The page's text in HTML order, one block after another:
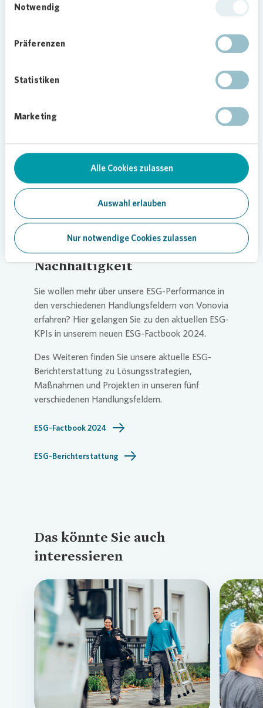
Notwendig
Präferenzen
Statistiken
Marketing
Alle Cookies zulassen
Auswahl erlauben
Nur notwendige Cookies zulassen
Nachhaltigkeit
Sie wollen mehr über unsere ESG-Performance in
den verschiedenen Handlungsfeldern von Vonovia
erfahren? Hier gelangen Sie zu den aktuellen ESG-
KPIs in unserem neuen ESG-Factbook 2024.
Des Weiteren finden Sie unsere aktuelle ESG-
Berichterstattung zu Lösungsstrategien,
Maßnahmen und Projekten in unseren fünf
verschiedenen Handlungsfeldern.
ESG-Factbook 2024
ESG-Berichterstattung
Das könnte Sie auch
interessieren
Loading...